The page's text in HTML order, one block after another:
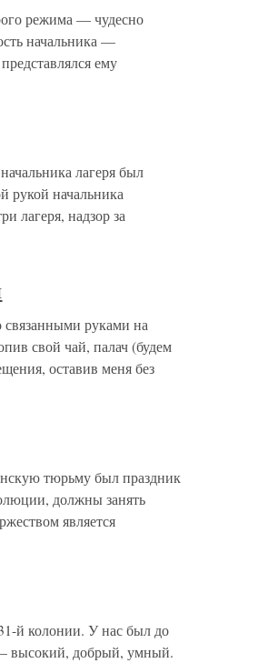
режима — чудесно
начальника —
ему
лагеря был
рукой начальника
лагеря, надзор за
руками на
свой чай, палач (будем
оставив меня без
тюрьму был праздник
должны занять
является
й колонии. У нас был до
высокий, добрый, умный.